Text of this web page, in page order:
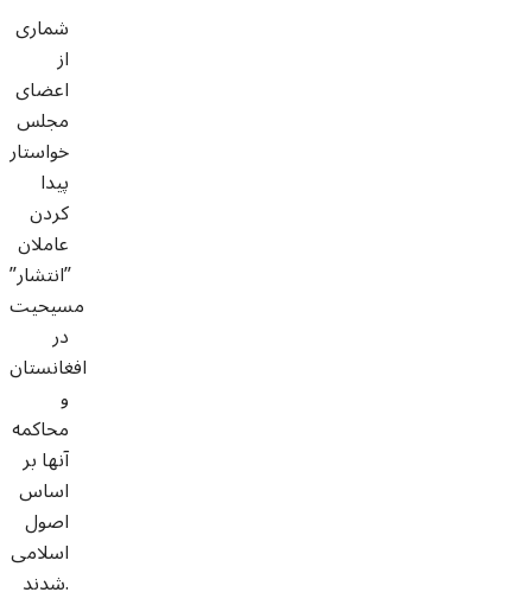
شماری
از
اعضای
مجلس
خواستار
پیدا
کردن
عاملان
”انتشار”
مسیحیت
در
افغانستان
و
محاکمه
آنها بر
اساس
اصول
اسلامی
شدند.